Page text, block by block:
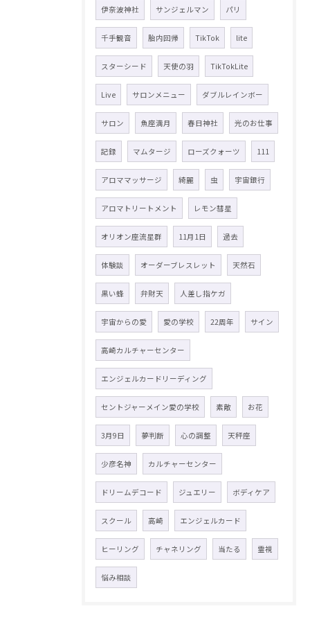
伊奈波神社 サンジェルマン パリ
千手観音 胎内回帰 TikTok lite
スターシード 天使の羽 TikTokLite
Live サロンメニュー ダブルレインボー
サロン 魚座満月 春日神社 光のお仕事
記録 マムタージ ローズクォーツ 111
アロママッサージ 綺麗 虫 宇宙銀行
アロマトリートメント レモン彗星
オリオン座流星群 11月1日 過去
体験談 オーダーブレスレット 天然石
黒い蜂 弁財天 人差し指ケガ
宇宙からの愛 愛の学校 22周年 サイン
高崎カルチャーセンター
エンジェルカードリーディング
セントジャーメイン愛の学校 素敵 お花
3月9日 夢判断 心の調整 天秤座
少彦名神 カルチャーセンター
ドリームデコード ジュエリー ボディケア
スクール 高崎 エンジェルカード
ヒーリング チャネリング 当たる 霊視
悩み相談